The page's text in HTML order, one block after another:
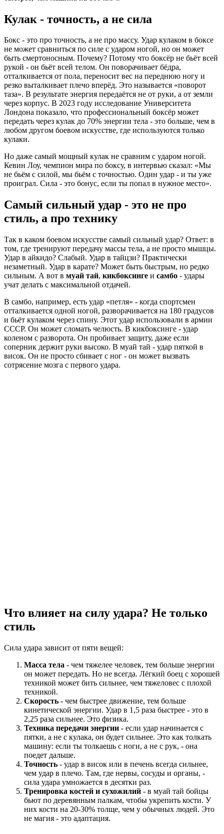
Кулак - точность, а не сила
Бокс - это про точность, а не про массу. Удар кулаком в боксе
не может сравниться по силе с ударом ногой, но он может
быть смертоносным. Почему? Потому что боксёр не бьёт всей
рукой - он бьёт всей телом. Он поворачивает бёдра,
отталкивается от пола, переносит вес на переднюю ногу и
резко выталкивает плечо вперёд. Это называется «поворот
таза». В результате энергия передаётся не от руки, а от земли
через корпус. В 2023 году исследование Университета
Лондона показало, что профессиональный боксёр может
передать через кулак до 70% энергии тела - это больше, чем в
любом другом боевом искусстве, где используются только
кулаки.
Но даже самый мощный кулак не сравним с ударом ногой.
Кевин Лоу, чемпион мира по боксу, в интервью сказал: «Мы
не бьём с силой, мы бьём с точностью. Один удар - и ты уже
проиграл. Сила - это бонус, если ты попал в нужное место».
Самый сильный удар - это не про
стиль, а про технику
Так в каком боевом искусстве самый сильный удар? Ответ: в
том, где тренируют передачу массы тела, а не просто мышцы.
Удар в айкидо? Слабый. Удар в тайцзи? Практически
незаметный. Удар в карате? Может быть быстрым, но редко
сильным. А вот в муай тай, кикбоксинге и самбо - удары
учат делать с максимальной отдачей.
В самбо, например, есть удар «петля» - когда спортсмен
отталкивается одной ногой, разворачивается на 180 градусов
и бьёт кулаком через спину. Этот удар использовали в армии
СССР. Он может сломать челюсть. В кикбоксинге - удар
коленом с разворота. Он пробивает защиту, даже если
соперник держит руки высоко. В муай тай - удар пяткой в
висок. Он не просто сбивает с ног - он может вызвать
сотрясение мозга с первого удара.
Что влияет на силу удара? Не только
стиль
Сила удара зависит от пяти вещей:
Масса тела - чем тяжелее человек, тем больше энергии
он может передать. Но не всегда. Лёгкий боец с хорошей
техникой может бить сильнее, чем тяжеловес с плохой
техникой.
Скорость - чем быстрее движение, тем больше
кинетической энергии. Удар в 1,5 раза быстрее - это в
2,25 раза сильнее. Это физика.
Техника передачи энергии - если удар начинается с
пятки, а не с кулака, он будет сильнее. Это как толкать
машину: если ты толкаешь с ноги, а не с рук, - она
поедет дальше.
Точность - удар в висок или в печень всегда сильнее,
чем удар в плечо. Там, где нервы, сосуды и органы, -
сила удара умножается в десятки раз.
Тренировка костей и сухожилий - в муай тай бойцы
бьют по деревянным палкам, чтобы укрепить кости. У
них кости на 20-30% толще, чем у обычных людей. Это
не магия - это адаптация.